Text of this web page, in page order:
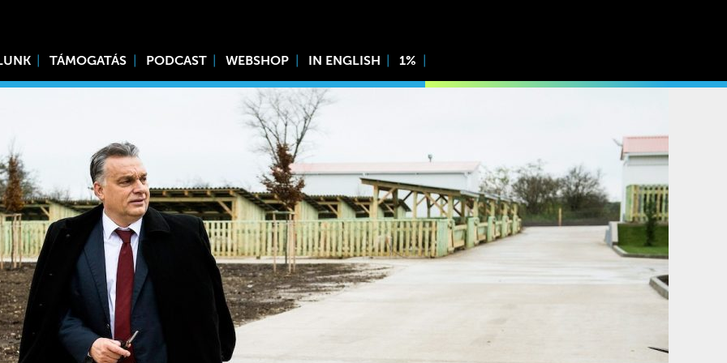
TÁMOGATÁS PODCAST WEBSHOP IN ENGLISH 1%